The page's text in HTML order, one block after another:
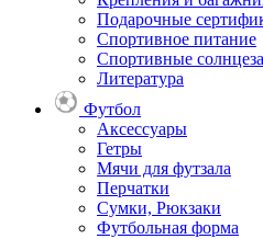
Подарочные
Спортивное питание
Спортивные
Литература
Футбол
Аксессуары
Гетры
Мячи для футзала
Перчатки
Сумки, Рюкзаки
Футбольная форма